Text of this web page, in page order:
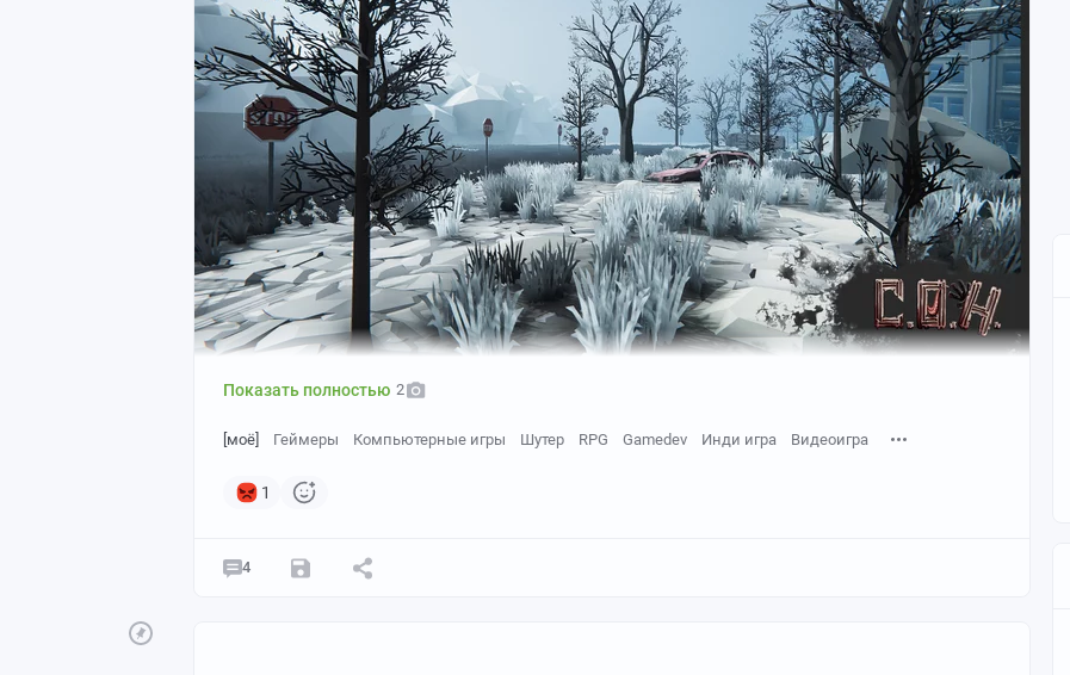
Показать полностью 2
[моё] Геймеры Компьютерные игры Шутер RPG Gamedev Инди игра Видеоигра
1
4